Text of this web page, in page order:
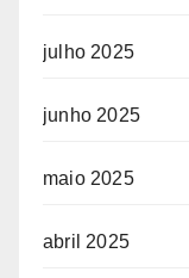
julho 2025
junho 2025
maio 2025
abril 2025